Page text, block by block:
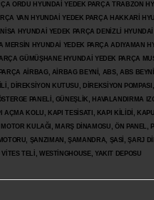
ORDU HYUNDAİ YEDEK PARÇA TRABZON
VAN HYUNDAİ YEDEK PARÇA HAKKARİ
HYUNDAİ YEDEK PARÇA DENİZLİ
HYUNDAİ YEDEK PARÇA ADIYAMAN
GÜMÜŞHANE HYUNDAİ YEDEK PARÇA
AİRBAG, AİRBAG BEYNİ, ABS, ABS
DİREKSİYON KUTUSU, DİREKSİYON
PANELİ, GÜNEŞLİK, HAVALANDIRMA
KOLU, KAPI TESİSATI, KAPI KİLİDİ,
KULAĞI, MARŞ DİNAMOSU, ÖN PANEL,
ŞANZIMAN, ŞAMANDRA, ŞASİ, ŞARJ
TELİ, WESTİNGHOUSE, YAKIT DEPOSU